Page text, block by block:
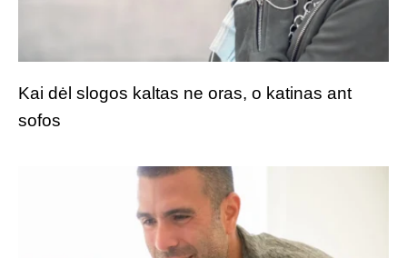
Kai dėl slogos kaltas ne oras, o katinas ant
sofos